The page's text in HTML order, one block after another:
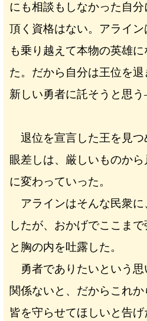
にも相談もしなかった自
頂く資格はない。アライ
も乗り越えて本物の英雄
た。だから自分は王位を
新しい勇者に託そうと思
退位を宣言した王を見つ
眼差しは、厳しいものか
に変わっていった。
アラインはそんな民衆に
したが、おかげでここま
と胸の内を吐露した。
勇者でありたいという思
関係ないと、だからこれ
皆を守らせてほしいと告